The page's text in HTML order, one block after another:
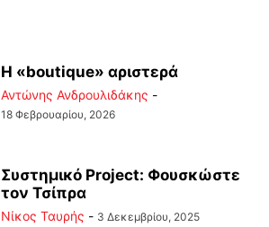
Η «boutique» αριστερά
Αντώνης Ανδρουλιδάκης -
18 Φεβρουαρίου, 2026
Συστημικό Project: Φουσκώστε
τον Τσίπρα
Νίκος Ταυρής - 3 Δεκεμβρίου, 2025